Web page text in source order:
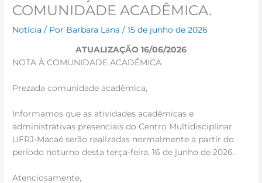
COMUNIDADE ACADÊMICA.
Notícia / Por Barbara Lana/15 de junho de 2026
ATUALIZAÇÃO 16/06/2026
NOTA À COMUNIDADE ACADÊMICA
Prezada comunidade acadêmica,
Informamos que as atividades acadêmicas e
administrativas presenciais do Centro Multidisciplinar
UFRJ-Macaé serão realizadas normalmente a partir do
período noturno desta terça-feira, 16 de junho de 2026.
Atenciosamente,